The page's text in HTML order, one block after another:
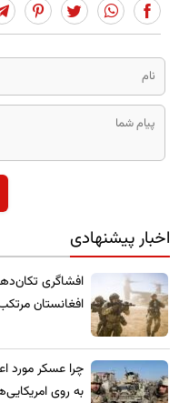
اخبار پیشنهادی
​افشاگری
افغانستان
چرا عسکر مورد
به روی